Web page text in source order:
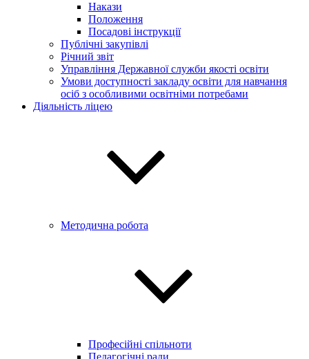
Накази
Положення
Посадові інструкції
Публічні закупівлі
Річний звіт
Управління Державної служби якості освіти
Умови доступності закладу освіти для навчання
осіб з особливими освітніми потребами
Діяльність ліцею
Методична робота
Професійні спільноти
Педагогічні ради